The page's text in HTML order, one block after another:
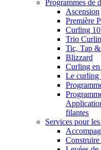
Programmes de
Ascension
Première
Curling
Trio
Tic, Tap
Blizzard
Curling
Le curling
filantes
Services pour